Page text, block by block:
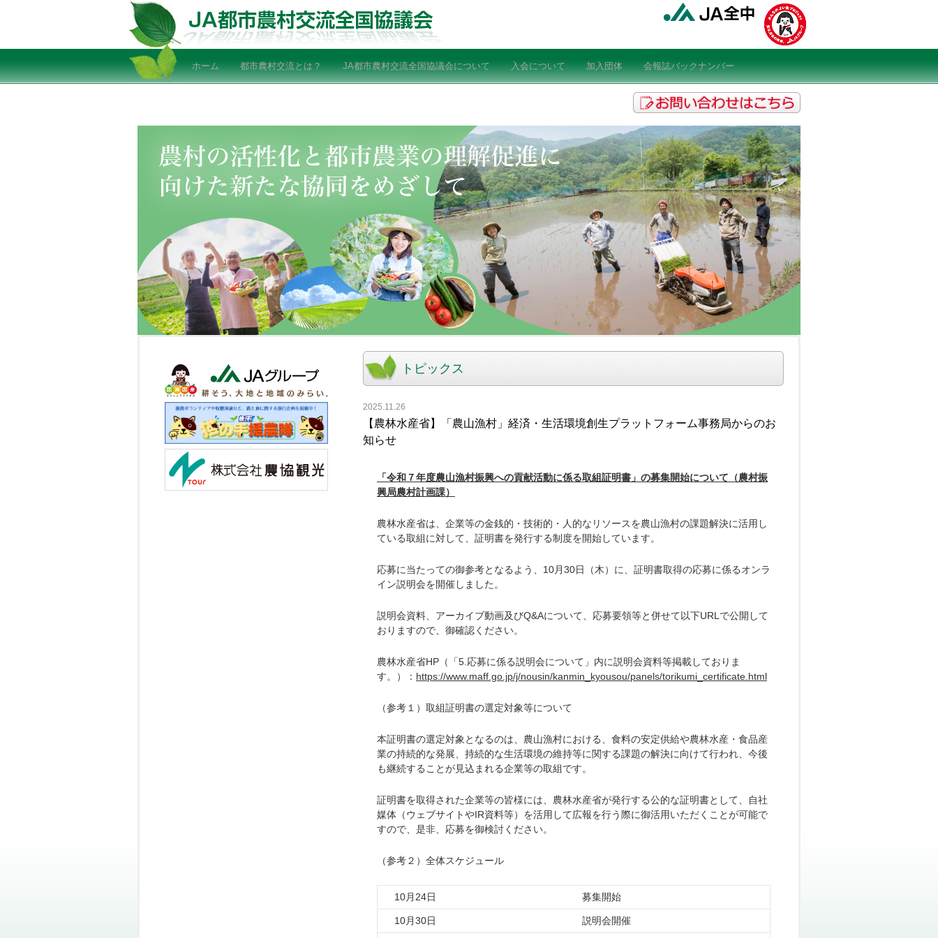
ホーム 都市農村交流とは？ JA都市農村交流全国協議会について 入会について 加入団体 会報誌バックナンバー
トピックス
2025.11.26
【農林水産省】「農山漁村」経済・生活環境創生プラットフォーム事務局からのお
知らせ
「令和７年度農山漁村振興への貢献活動に係る取組証明書」の募集開始について（農村振
興局農村計画課）
農林水産省は、企業等の金銭的・技術的・人的なリソースを農山漁村の課題解決に活用し
ている取組に対して、証明書を発行する制度を開始しています。
応募に当たっての御参考となるよう、10月30日（木）に、証明書取得の応募に係るオンラ
イン説明会を開催しました。
説明会資料、アーカイブ動画及びQ&Aについて、応募要領等と併せて以下URLで公開して
おりますので、御確認ください。
農林水産省HP（「5.応募に係る説明会について」内に説明会資料等掲載しておりま
す。）： https://www.maff.go.jp/j/nousin/kanmin_kyousou/panels/torikumi_certificate.html
（参考１）取組証明書の選定対象等について
本証明書の選定対象となるのは、農山漁村における、食料の安定供給や農林水産・食品産
業の持続的な発展、持続的な生活環境の維持等に関する課題の解決に向けて行われ、今後
も継続することが見込まれる企業等の取組です。
証明書を取得された企業等の皆様には、農林水産省が発行する公的な証明書として、自社
媒体（ウェブサイトやIR資料等）を活用して広報を行う際に御活用いただくことが可能で
すので、是非、応募を御検討ください。
（参考２）全体スケジュール
10月24日 募集開始
10月30日 説明会開催